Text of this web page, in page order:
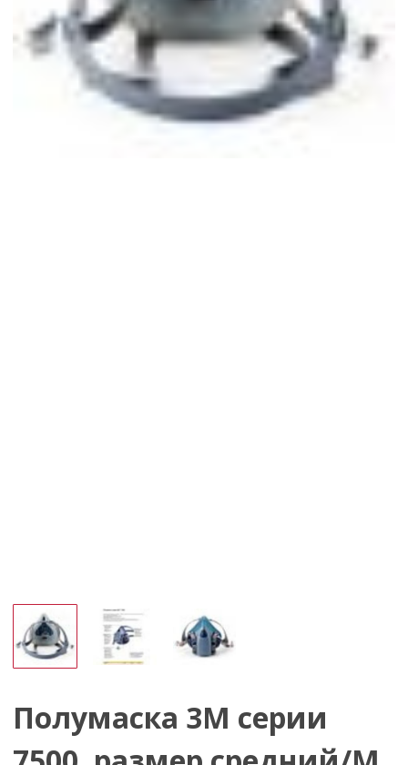
Полумаска 3М серии